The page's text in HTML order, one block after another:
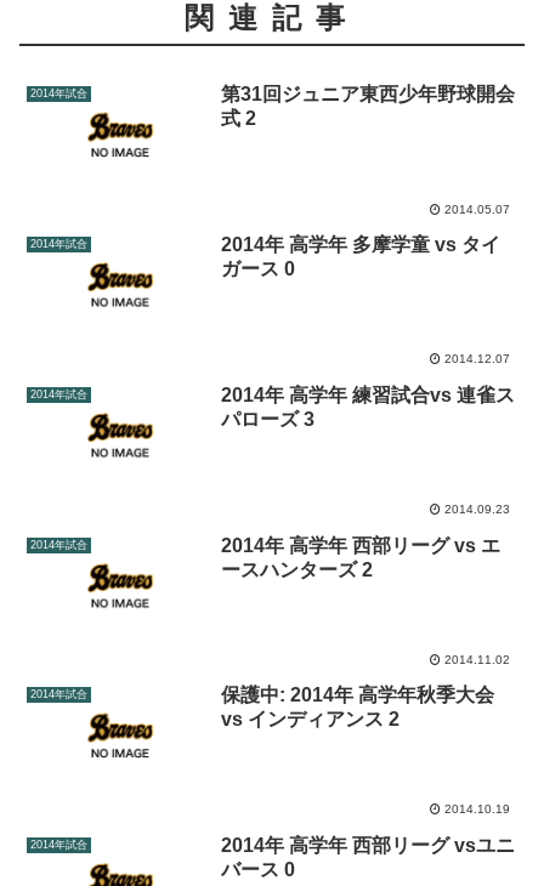
関連記事
2014年試合
第31回ジュニア東西少年野球開会
式 2
2014.05.07
2014年試合
2014年 高学年 多摩学童 vs タイ
ガース 0
2014.12.07
2014年試合
2014年 高学年 練習試合vs 連雀ス
パローズ 3
2014.09.23
2014年試合
2014年 高学年 西部リーグ vs エ
ースハンターズ 2
2014.11.02
2014年試合
保護中: 2014年 高学年秋季大会
vs インディアンス 2
2014.10.19
2014年試合
2014年 高学年 西部リーグ vsユニ
バース 0